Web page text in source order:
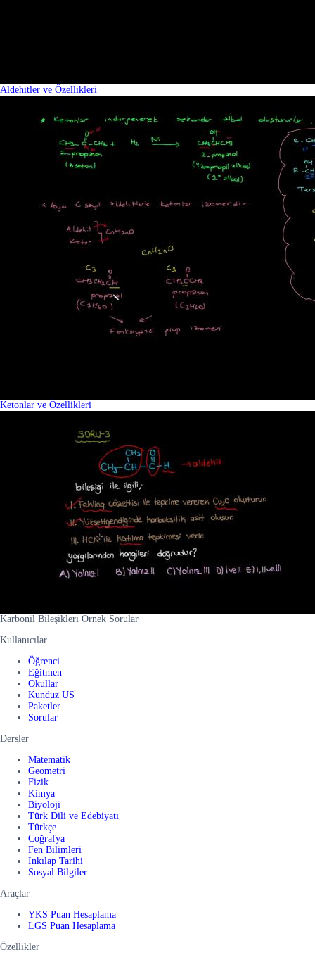
Aldehitler ve Özellikleri
Ketonlar ve Özellikleri
Karbonil Bileşikleri Örnek Sorular
Kullanıcılar
Öğrenci
Eğitmen
Okullar
Kunduz US
Paketler
Sorular
Dersler
Matematik
Geometri
Fizik
Kimya
Biyoloji
Türk Dili ve Edebiyatı
Türkçe
Coğrafya
Fen Bilimleri
İnkılap Tarihi
Sosyal Bilgiler
Araçlar
YKS Puan Hesaplama
LGS Puan Hesaplama
Özellikler